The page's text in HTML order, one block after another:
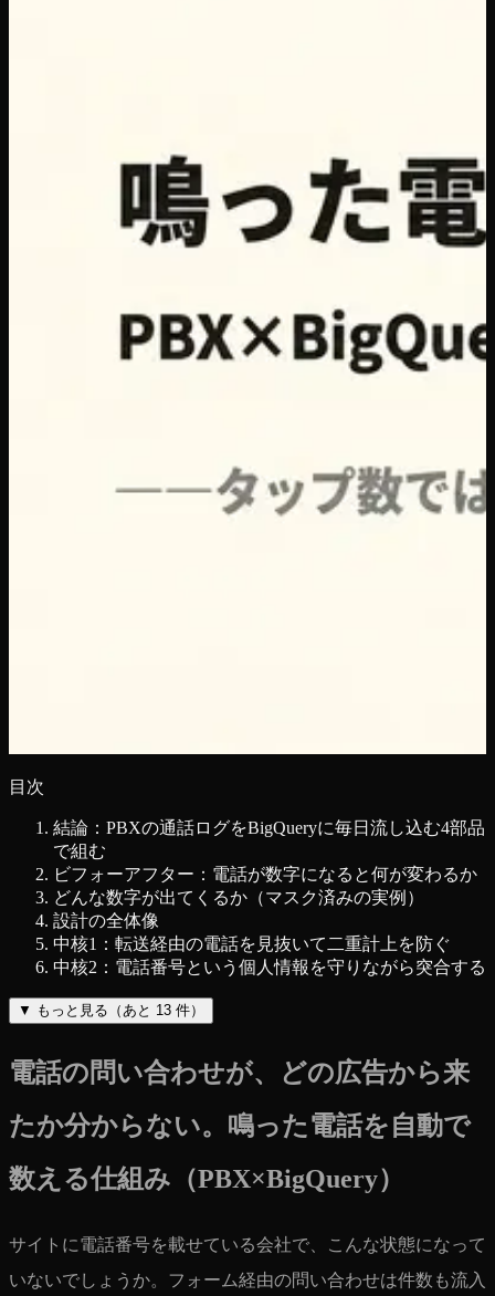
目次
結論：PBXの通話ログをBigQueryに毎日流し込む4部品
で組む
ビフォーアフター：電話が数字になると何が変わるか
どんな数字が出てくるか（マスク済みの実例）
設計の全体像
中核1：転送経由の電話を見抜いて二重計上を防ぐ
中核2：電話番号という個人情報を守りながら突合する
▼ もっと見る（あと 13 件）
電話の問い合わせが、どの広告から来
たか分からない。鳴った電話を自動で
数える仕組み（PBX×BigQuery）
サイトに電話番号を載せている会社で、こんな状態になって
いないでしょうか。フォーム経由の問い合わせは件数も流入